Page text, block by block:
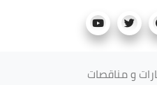
و مناقصات